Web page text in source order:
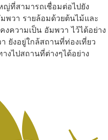
ที่สามารถเชื่อมต่อไปยัง
พวา รายล้อมด้วยต้นไม้และ
ความเป็น อัมพวา ไว้ได้อย่าง
ยังอยู่ใกล้สถานที่ท่องเที่ยว
งไปสถานที่ต่างๆได้อย่าง